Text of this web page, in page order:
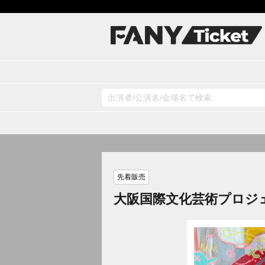
先着販売
大阪国際文化芸術プロジ